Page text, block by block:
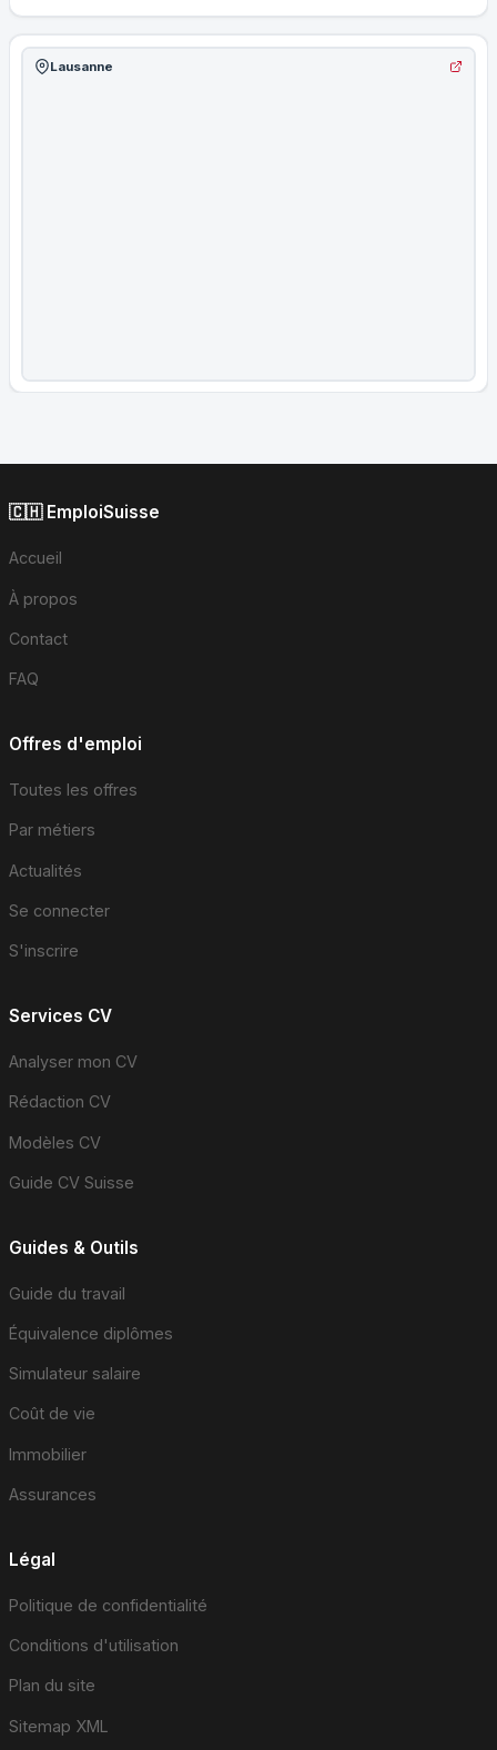
Lausanne
🇨🇭 EmploiSuisse
Accueil
À propos
Contact
FAQ
Offres d'emploi
Toutes les offres
Par métiers
Actualités
Se connecter
S'inscrire
Services CV
Analyser mon CV
Rédaction CV
Modèles CV
Guide CV Suisse
Guides & Outils
Guide du travail
Équivalence diplômes
Simulateur salaire
Coût de vie
Immobilier
Assurances
Légal
Politique de confidentialité
Conditions d'utilisation
Plan du site
Sitemap XML